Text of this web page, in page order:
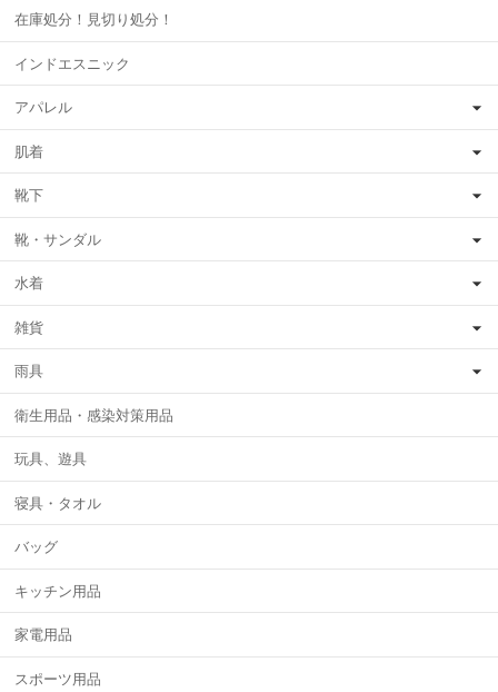
在庫処分！見切り処分！
インドエスニック
アパレル
肌着
靴下
靴・サンダル
水着
雑貨
雨具
衛生用品・感染対策用品
玩具、遊具
寝具・タオル
バッグ
キッチン用品
家電用品
スポーツ用品